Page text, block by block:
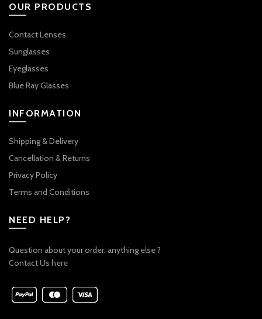
OUR PRODUCTS
Contact Lenses
Sunglasses
Eyeglasses
Blue Ray Glasses
INFORMATION
Shipping & Delivery
Cancellation & Returns
Privacy Policy
Terms and Conditions
NEED HELP?
Question about your order, anything else ?
Contact Us here